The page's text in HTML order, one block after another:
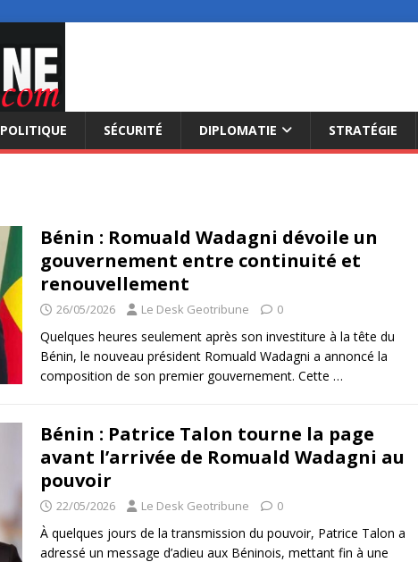
POLITIQUE SÉCURITÉ DIPLOMATIE STRATÉGIE
Bénin : Romuald Wadagni dévoile un
gouvernement entre continuité et
renouvellement
26/05/2026 Le Desk Geotribune 0
Quelques heures seulement après son investiture à la tête du
Bénin, le nouveau président Romuald Wadagni a annoncé la
composition de son premier gouvernement. Cette …
Bénin : Patrice Talon tourne la page
avant l’arrivée de Romuald Wadagni au
pouvoir
22/05/2026 Le Desk Geotribune 0
À quelques jours de la transmission du pouvoir, Patrice Talon a
adressé un message d’adieu aux Béninois, mettant fin à une